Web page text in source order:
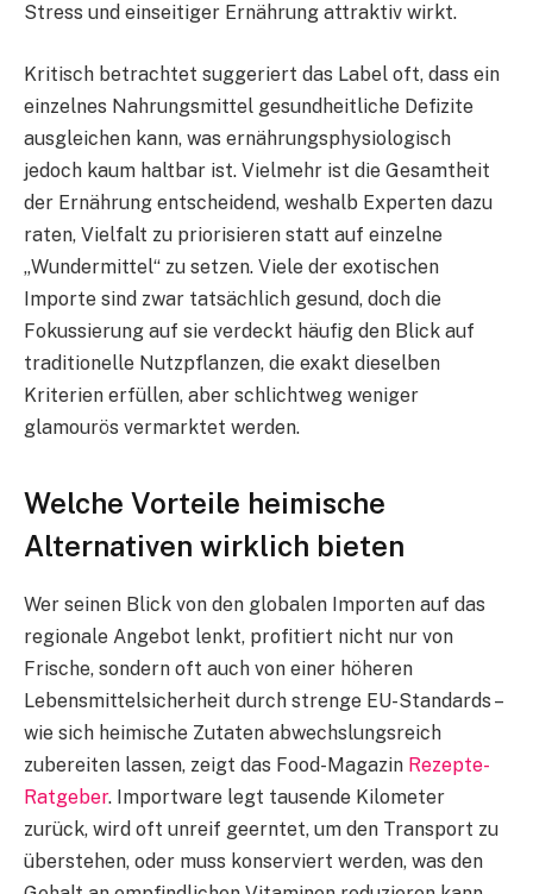
Stress und einseitiger Ernährung attraktiv wirkt.
Kritisch betrachtet suggeriert das Label oft, dass ein
einzelnes Nahrungsmittel gesundheitliche Defizite
ausgleichen kann, was ernährungsphysiologisch
jedoch kaum haltbar ist. Vielmehr ist die Gesamtheit
der Ernährung entscheidend, weshalb Experten dazu
raten, Vielfalt zu priorisieren statt auf einzelne
„Wundermittel“ zu setzen. Viele der exotischen
Importe sind zwar tatsächlich gesund, doch die
Fokussierung auf sie verdeckt häufig den Blick auf
traditionelle Nutzpflanzen, die exakt dieselben
Kriterien erfüllen, aber schlichtweg weniger
glamourös vermarktet werden.
Welche Vorteile heimische
Alternativen wirklich bieten
Wer seinen Blick von den globalen Importen auf das
regionale Angebot lenkt, profitiert nicht nur von
Frische, sondern oft auch von einer höheren
Lebensmittelsicherheit durch strenge EU-Standards –
wie sich heimische Zutaten abwechslungsreich
zubereiten lassen, zeigt das Food-Magazin Rezepte-
Ratgeber. Importware legt tausende Kilometer
zurück, wird oft unreif geerntet, um den Transport zu
überstehen, oder muss konserviert werden, was den